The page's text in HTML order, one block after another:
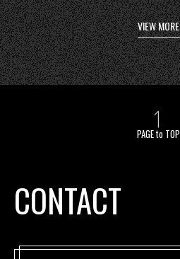
VIEW MORE
PAGE to TOP
CONTACT